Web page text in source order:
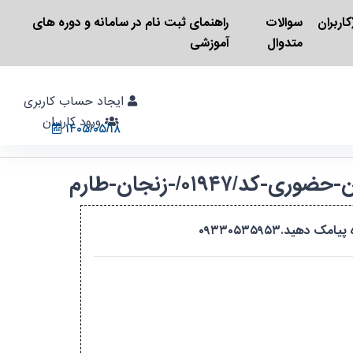
سوالات
متدوال
راهنمای ثبت نام در سامانه و دوره های
آموزشی
ورود کاربران
۱۴۰۵/۰۵/۱۸